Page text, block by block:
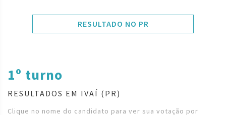
RESULTADO NO PR
1º turno
RESULTADOS EM IVAÍ (PR)
Clique no nome do candidato para ver sua votação por